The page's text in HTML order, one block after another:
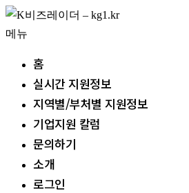
내
용
메뉴
홈
실시간 지원정보
지역별/부처별 지원정보
기업지원 칼럼
문의하기
소개
로그인